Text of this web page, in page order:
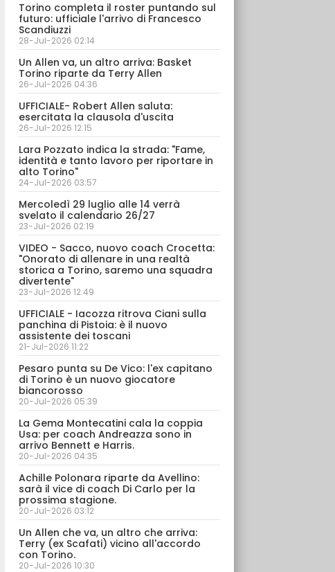
Torino completa il roster puntando sul
futuro: ufficiale l'arrivo di Francesco
Scandiuzzi
28-Jul-2026 02:14
Un Allen va, un altro arriva: Basket
Torino riparte da Terry Allen
26-Jul-2026 04:36
UFFICIALE- Robert Allen saluta:
esercitata la clausola d'uscita
26-Jul-2026 12:15
Lara Pozzato indica la strada: "Fame,
identità e tanto lavoro per riportare in
alto Torino"
24-Jul-2026 03:57
Mercoledì 29 luglio alle 14 verrà
svelato il calendario 26/27
23-Jul-2026 02:19
VIDEO - Sacco, nuovo coach Crocetta:
"Onorato di allenare in una realtà
storica a Torino, saremo una squadra
divertente"
23-Jul-2026 12:49
UFFICIALE - Iacozza ritrova Ciani sulla
panchina di Pistoia: è il nuovo
assistente dei toscani
21-Jul-2026 11:22
Pesaro punta su De Vico: l'ex capitano
di Torino è un nuovo giocatore
biancorosso
20-Jul-2026 05:39
La Gema Montecatini cala la coppia
Usa: per coach Andreazza sono in
arrivo Bennett e Harris.
20-Jul-2026 04:35
Achille Polonara riparte da Avellino:
sarà il vice di coach Di Carlo per la
prossima stagione.
20-Jul-2026 03:12
Un Allen che va, un altro che arriva:
Terry (ex Scafati) vicino all'accordo
con Torino.
20-Jul-2026 10:30